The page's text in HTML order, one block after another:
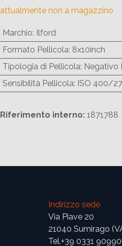
attualmente non a magazzino
Marchio: Ilford
Formato Pellicola: 8x10inch
Tipologia di Pellicola: Negativo
Sensibilità Pellicola: ISO 400/
Riferimento interno: 1871788
Indirizzo sede
Via Piave 20
21040 Sumirago
Tel.+39 0331